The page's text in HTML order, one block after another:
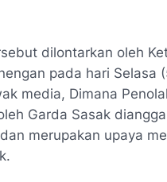
dilontarkan oleh
pada hari Selasa
media, Dimana
Garda Sasak
merupakan upaya